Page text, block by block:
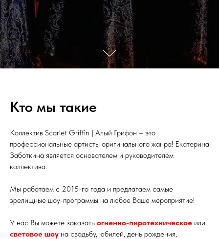
Кто мы такие
Коллектив Scarlet Griffin | Алый Грифон – это
профессиональные артисты оригинального жанра! Екатерина
Заботкина является основателем и руководителем
коллектива.
Мы работаем с 2015-го года и предлагаем самые
зрелищные шоу-программы на любое Ваше мероприятие!
У нас Вы можете заказать огненно-пиротехническое или
световое шоу на свадьбу, юбилей, день рождения,